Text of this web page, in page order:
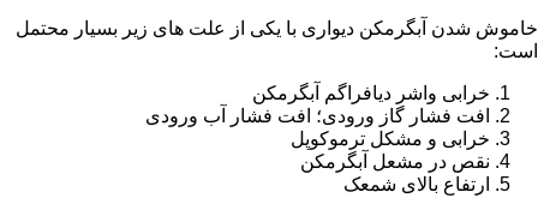
خاموش شدن آبگرمکن دیواری با یکی از علت های زیر بسیار محتمل
است:
خرابی واشر دیافراگم آبگرمکن
افت فشار گاز ورودی؛ افت فشار آب ورودی
خرابی و مشکل ترموکوپل
نقص در مشعل آبگرمکن
ارتفاع بالای شمعک